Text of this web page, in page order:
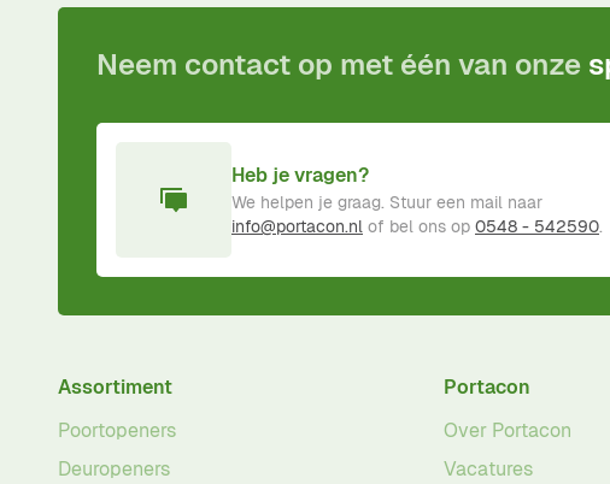
Neem contact op met één van onze
Heb je vragen?
We helpen je graag. Stuur een mail naar
info@portacon.nl of bel ons op 0548 - 542590.
Assortiment
Poortopeners
Deuropeners
Portacon
Over Portacon
Vacatures